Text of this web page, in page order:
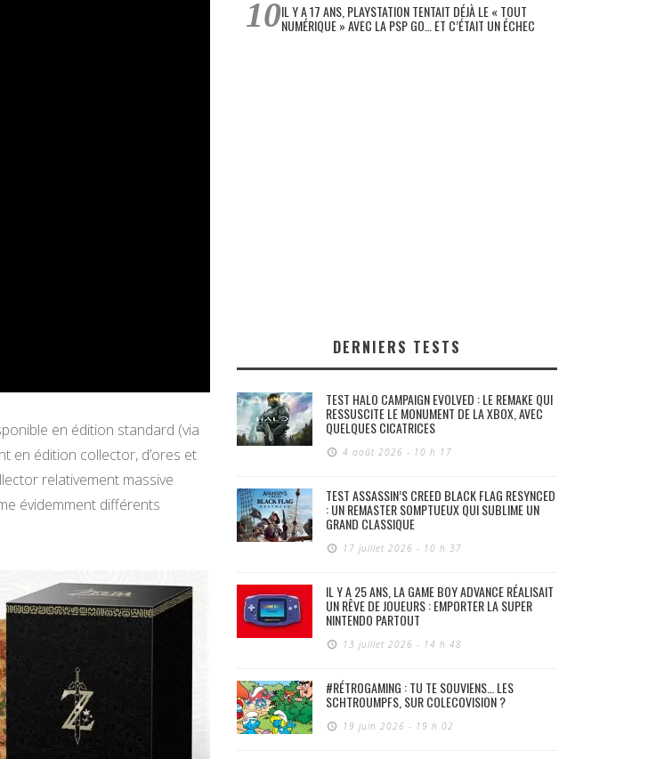
en édition standard (via
en édition collector, d’ores et
relativement massive
évidemment différents
IL Y A 17 ANS, PLAYSTATION TENTAIT DÉJÀ LE « TOUT
NUMÉRIQUE » AVEC LA PSP GO… ET C’ÉTAIT UN ÉCHEC
DERNIERS TESTS
TEST HALO CAMPAIGN EVOLVED : LE REMAKE QUI
RESSUSCITE LE MONUMENT DE LA XBOX, AVEC
QUELQUES CICATRICES
4 août 2026 - 10 h 17
TEST ASSASSIN’S CREED BLACK FLAG RESYNCED
: UN REMASTER SOMPTUEUX QUI SUBLIME UN
GRAND CLASSIQUE
17 juillet 2026 - 10 h 37
IL Y A 25 ANS, LA GAME BOY ADVANCE RÉALISAIT
UN RÊVE DE JOUEURS : EMPORTER LA SUPER
NINTENDO PARTOUT
13 juillet 2026 - 14 h 48
#RÉTROGAMING : TU TE SOUVIENS… LES
SCHTROUMPFS, SUR COLECOVISION ?
19 juin 2026 - 19 h 02